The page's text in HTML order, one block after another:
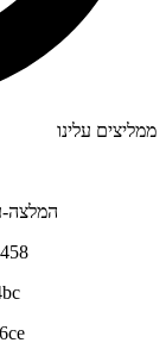
ממליצים עלינו